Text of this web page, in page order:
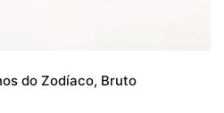
do Zodíaco, Bruto